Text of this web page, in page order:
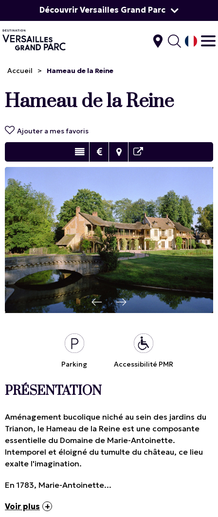
Découvrir Versailles Grand Parc
Accueil > Hameau de la Reine
Hameau de la Reine
Ajouter a mes favoris
Parking Accessibilité PMR
PRÉSENTATION
Aménagement bucolique niché au sein des jardins du
Trianon, le Hameau de la Reine est une composante
essentielle du Domaine de Marie-Antoinette.
Intemporel et éloigné du tumulte du château, ce lieu
exalte l'imagination.
En 1783, Marie-Antoinette...
Voir plus